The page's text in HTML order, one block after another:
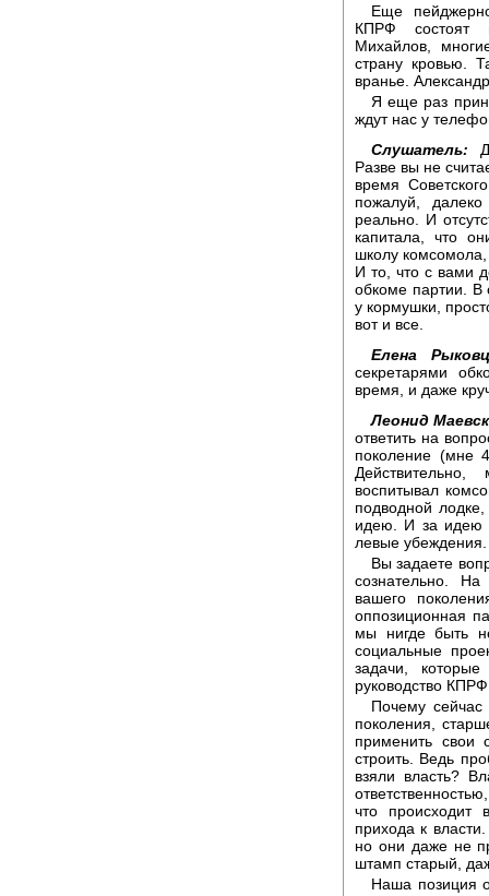
Еще
КПРФ состоят
Михайлов,
страну кровью.
вранье.
Я еще раз
ждут нас у
Слушатель:
Разве вы не
время
пожалуй,
реально. И
капитала, что
школу
И то, что с вами
обкоме партии. В
у кормушки,
вот и все.
Елена
секретарями
время, и даже
Леонид
ответить на
поколение (мне
воспитывал
подводной
идею. И за идею
левые убеждения.
Вы задаете
сознательно.
вашего
оппозиционная
мы нигде быть
социальные
задачи,
руководство
Почему
поколения,
применить свои
строить. Ведь
взяли власть?
что
прихода к
но они даже не
штамп старый,
Наша позиция